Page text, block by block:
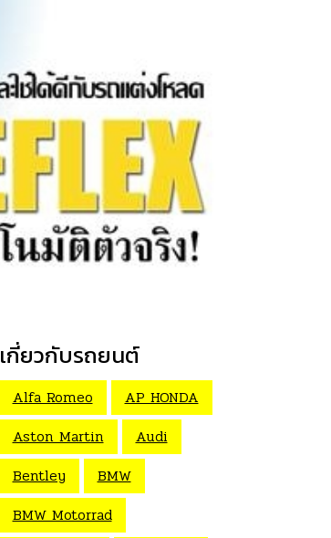
เกี่ยวกับรถยนต์
Alfa Romeo
AP HONDA
Aston Martin
Audi
Bentley
BMW
BMW Motorrad